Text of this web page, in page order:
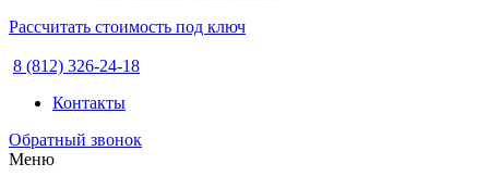
Рассчитать стоимость под ключ
8 (812) 326-24-18
Контакты
Обратный звонок
Меню